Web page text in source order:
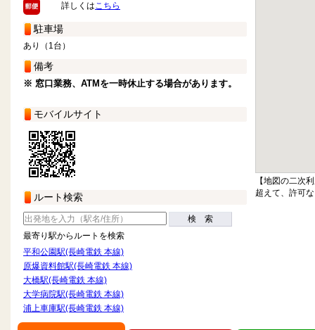
詳しくはこちら
駐車場
あり（1台）
備考
※ 窓口業務、ATMを一時休止する場合があります。
モバイルサイト
ルート検索
検 索
最寄り駅からルートを検索
平和公園駅(長崎電鉄 本線)
原爆資料館駅(長崎電鉄 本線)
大橋駅(長崎電鉄 本線)
大学病院駅(長崎電鉄 本線)
浦上車庫駅(長崎電鉄 本線)
【地図の二次
超えて、許可